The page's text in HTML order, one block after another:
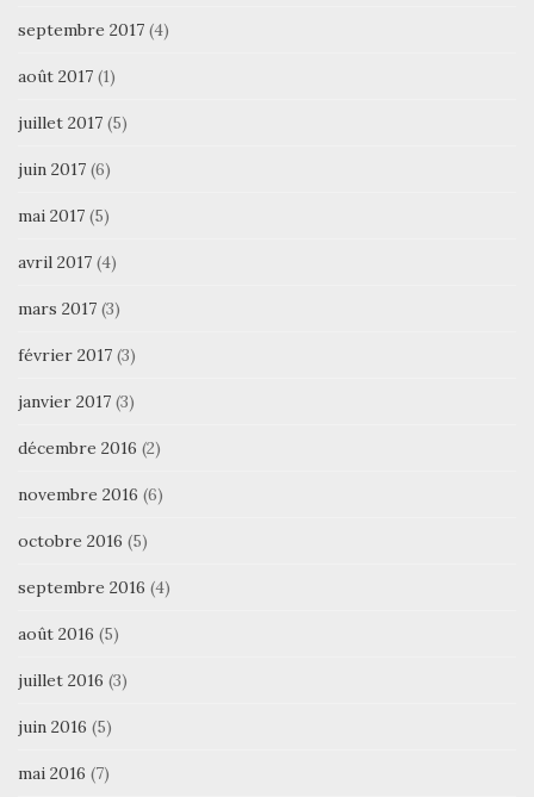
septembre 2017 (4)
août 2017 (1)
juillet 2017 (5)
juin 2017 (6)
mai 2017 (5)
avril 2017 (4)
mars 2017 (3)
février 2017 (3)
janvier 2017 (3)
décembre 2016 (2)
novembre 2016 (6)
octobre 2016 (5)
septembre 2016 (4)
août 2016 (5)
juillet 2016 (3)
juin 2016 (5)
mai 2016 (7)